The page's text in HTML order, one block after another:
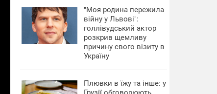
"Моя родина пережила
війну у Львові":
голлівудський актор
розкрив щемливу
причину свого візиту в
Україну
Плювки в їжу та інше: у